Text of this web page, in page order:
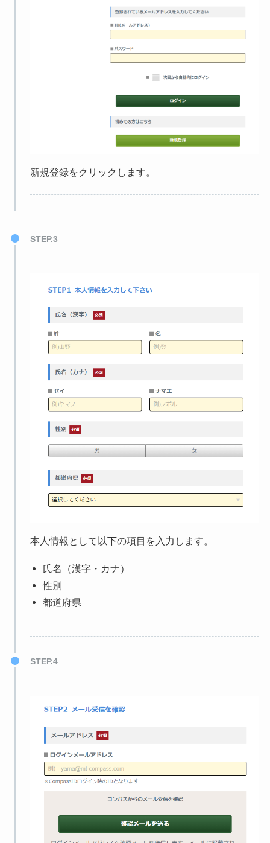
新規登録をクリックします。
STEP.3
本人情報として以下の項目を入力します。
氏名（漢字・カナ）
性別
都道府県
STEP.4